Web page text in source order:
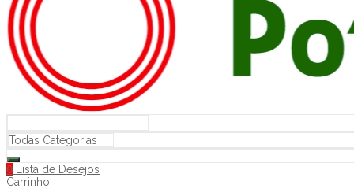
0 Lista de Desejos
Carrinho